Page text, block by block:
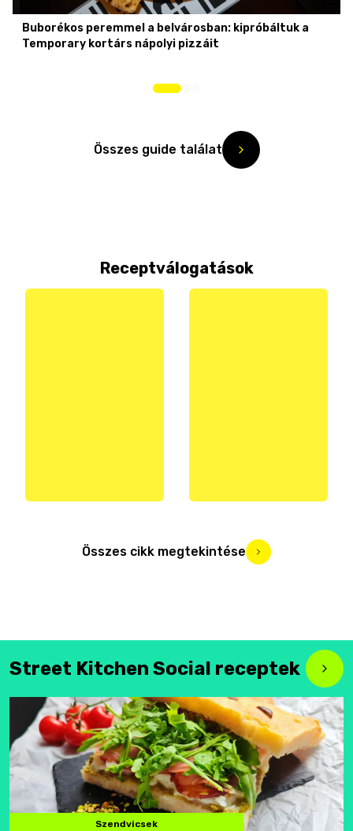
Buborékos peremmel a belvárosban: kipróbáltuk a
Temporary kortárs nápolyi pizzáit
Összes guide találat
Receptválogatások
Összes cikk megtekintése
Street Kitchen Social receptek
Szendvicsek